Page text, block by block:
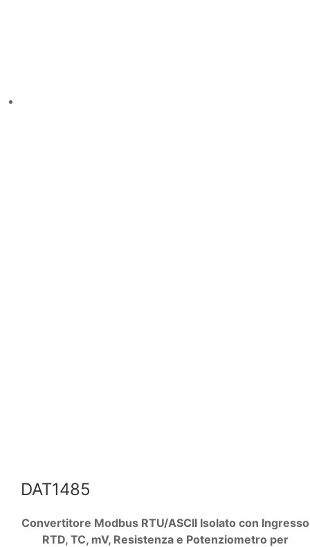
DAT1485
Convertitore Modbus RTU/ASCII Isolato con Ingresso
RTD, TC, mV, Resistenza e Potenziometro per